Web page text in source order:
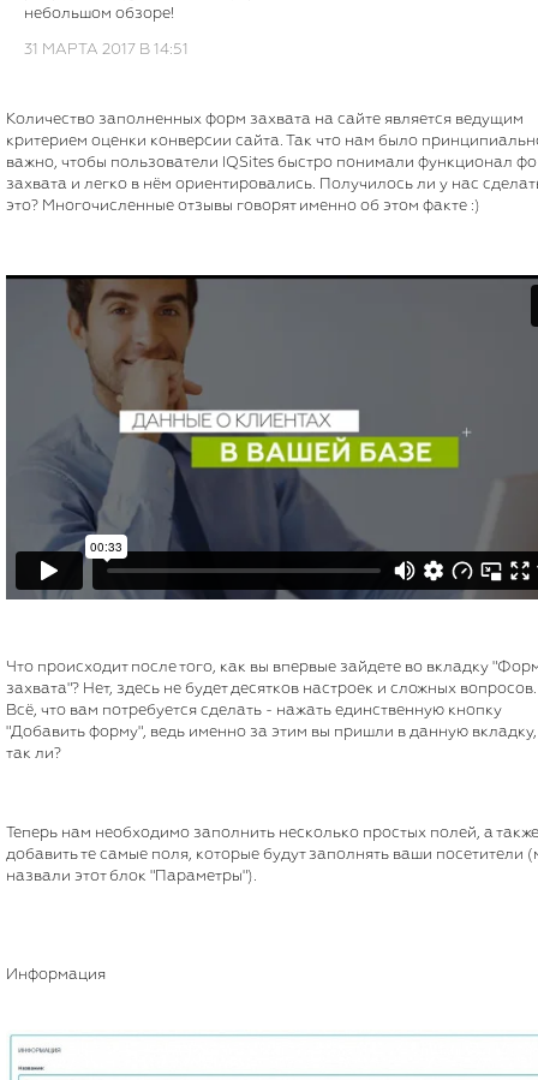
небольшом обзоре!
31 МАРТА 2017 В 14:51
Количество заполненных форм захвата на сайте является ведущим
критерием оценки конверсии сайта. Так что нам было
важно, чтобы пользователи IQSites быстро понимали функционал
захвата и легко в нём ориентировались. Получилось ли у нас
это? Многочисленные отзывы говорят именно об этом факте :)
Что происходит после того, как вы впервые зайдете во вкладку
захвата"? Нет, здесь не будет десятков настроек и сложных вопросов.
Всё, что вам потребуется сделать - нажать единственную кнопку
"Добавить форму", ведь именно за этим вы пришли в данную
так ли?
Теперь нам необходимо заполнить несколько простых полей, а также
добавить те самые поля, которые будут заполнять ваши посетители
назвали этот блок "Параметры").
Информация